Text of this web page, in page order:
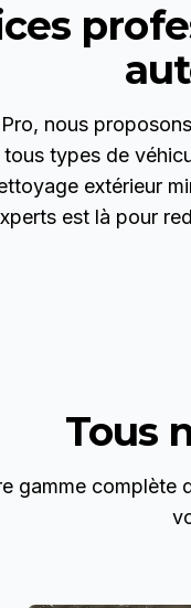
, nous
types de
extérieur
est là pour
Tous
gamme complète